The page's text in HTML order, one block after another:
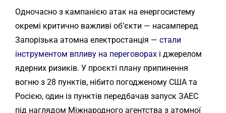
Одночасно з кампанією атак на енергосистему
окремі критично важливі об’єкти — насамперед
Запорізька атомна електростанція — стали
інструментом впливу на переговорах і джерелом
ядерних ризиків. У проєкті плану припинення
вогню з 28 пунктів, нібито погодженому США та
Росією, один із пунктів передбачав запуск ЗАЕС
під наглядом Міжнародного агентства з атомної